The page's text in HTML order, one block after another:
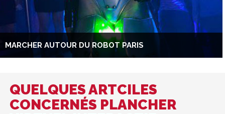
MARCHER AUTOUR DU ROBOT PARIS
QUELQUES ARTCILES
CONCERNÉS PLANCHER